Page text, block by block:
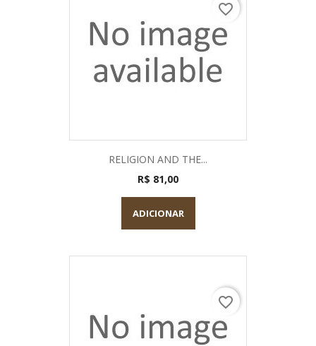
RELIGION AND THE...
R$ 81,00
ADICIONAR
favorite_border
favorite_border